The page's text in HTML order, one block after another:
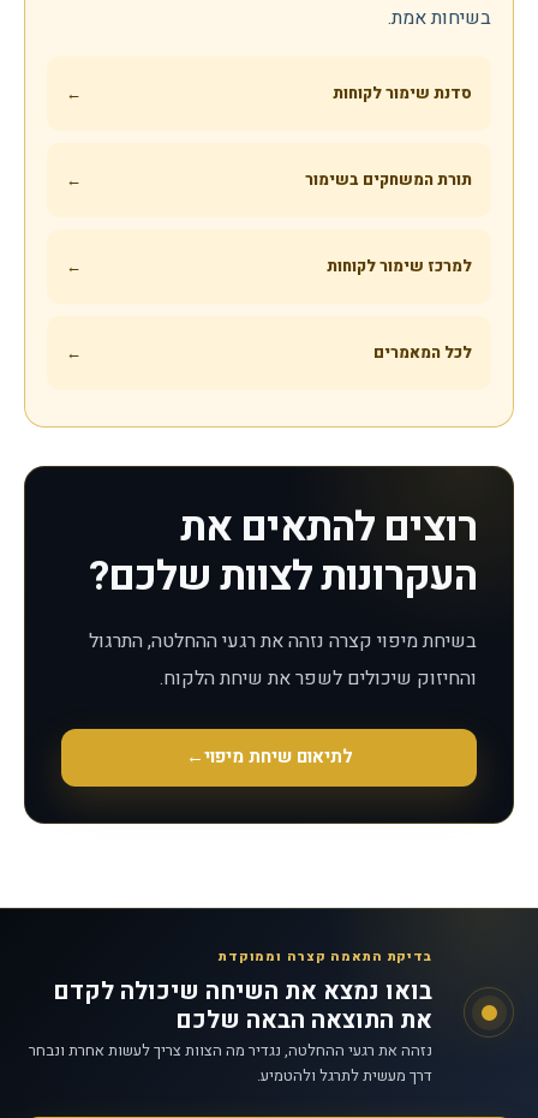
בשיחות אמת.
סדנת שימור לקוחות ←
תורת המשחקים בשימור ←
למרכז שימור לקוחות ←
לכל המאמרים ←
רוצים להתאים את
העקרונות לצוות שלכם?
בשיחת מיפוי קצרה נזהה את רגעי ההחלטה, התרגול
והחיזוק שיכולים לשפר את שיחת הלקוח.
לתיאום שיחת מיפוי←
בדיקת התאמה קצרה וממוקדת
בואו נמצא את השיחה שיכולה לקדם
את התוצאה הבאה שלכם
נזהה את רגעי ההחלטה, נגדיר מה הצוות צריך לעשות אחרת ונבחר
דרך מעשית לתרגל ולהטמיע.